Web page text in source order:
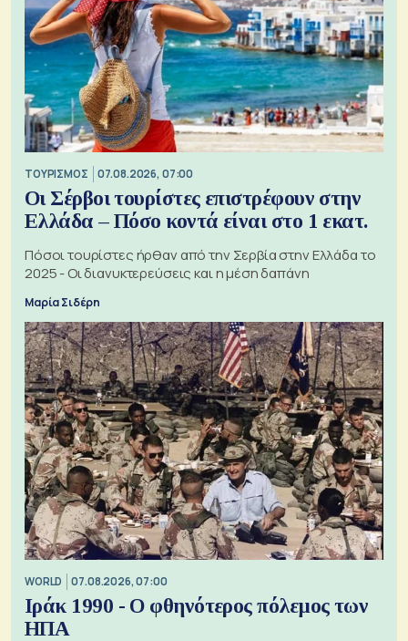
ΤΟΥΡΙΣΜΟΣ 07.08.2026, 07:00
Οι Σέρβοι τουρίστες επιστρέφουν στην
Ελλάδα – Πόσο κοντά είναι στο 1 εκατ.
Πόσοι τουρίστες ήρθαν από την Σερβία στην Ελλάδα το
2025 - Οι διανυκτερεύσεις και η μέση δαπάνη
Μαρία Σιδέρη
WORLD 07.08.2026, 07:00
Ιράκ 1990 - Ο φθηνότερος πόλεμος των
ΗΠΑ